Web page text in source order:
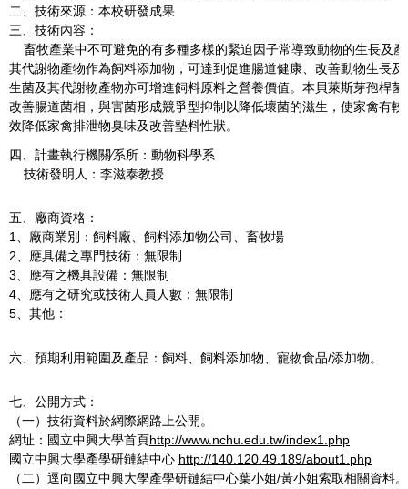
二、技術來源：本校研發成果
三、技術內容：
畜牧產業中不可避免的有多種多樣的緊迫因子常導致動物的生長及
其代謝物產物作為飼料添加物，可達到促進腸道健康、改善動物生長
生菌及其代謝物產物亦可增進飼料原料之營養價值。本貝萊斯芽孢桿
改善腸道菌相，與害菌形成競爭型抑制以降低壞菌的滋生，使家禽有
效降低家禽排泄物臭味及改善墊料性狀。
四、計畫執行機關∕系所：動物科學系
技術發明人：李滋泰教授
五、廠商資格：
1、廠商業別：飼料廠、飼料添加物公司、畜牧場
2、應具備之專門技術：無限制
3、應有之機具設備：無限制
4、應有之研究或技術人員人數：無限制
5、其他：
六、預期利用範圍及產品：飼料、飼料添加物、寵物食品/添加物。
七、公開方式：
（一）技術資料於網際網路上公開。
網址：國立中興大學首頁http://www.nchu.edu.tw/index1.php
國立中興大學產學研鏈結中心 http://140.120.49.189/about1.php
（二）逕向國立中興大學產學研鏈結中心葉小姐/黃小姐索取相關資料。